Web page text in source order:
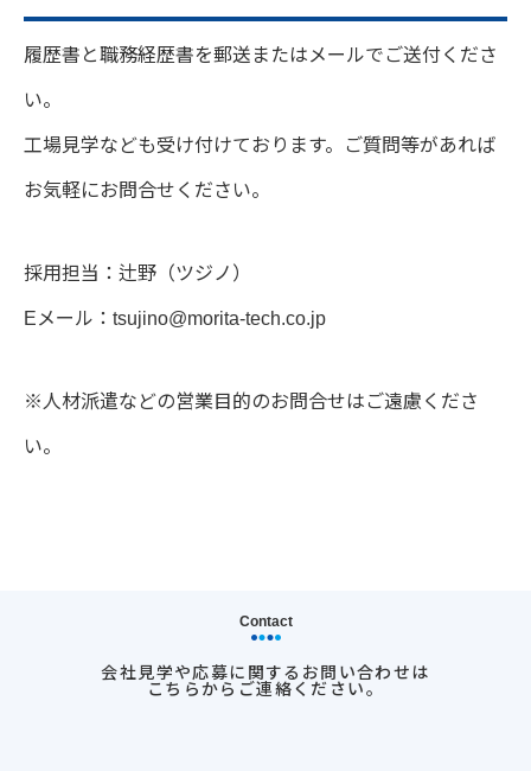
履歴書と職務経歴書を郵送またはメールでご送付くださ
い。
工場見学なども受け付けております。ご質問等があれば
お気軽にお問合せください。
採用担当：辻野（ツジノ）
Eメール：tsujino@morita-tech.co.jp
※人材派遣などの営業目的のお問合せはご遠慮くださ
い。
Contact
会社見学や応募に関するお問い合わせは
こちらからご連絡ください。